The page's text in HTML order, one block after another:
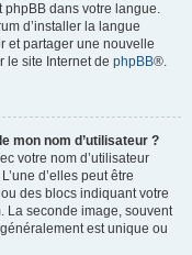
phpBB dans votre langue.
d’installer la langue
et partager une nouvelle
le site Internet de phpBB®.
mon nom d’utilisateur ?
votre nom d’utilisateur
d’elles peut être
des blocs indiquant votre
La seconde image, souvent
est unique ou